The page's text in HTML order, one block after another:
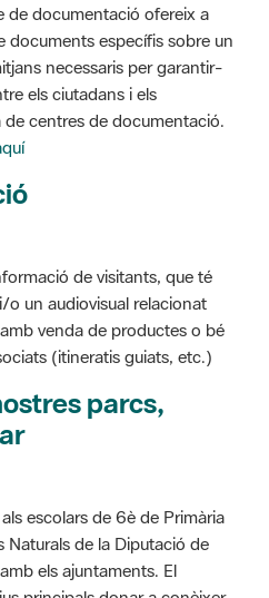
de documentació ofereix a
documents específis sobre un
necessaris per garantir-
els ciutadans i els
de centres de documentació.
de visitants, que té
un audiovisual relacionat
venda de productes o bé
(itineratis guiats, etc.)
parcs,
escolars de 6è de Primària
Naturals de la Diputació de
els ajuntaments. El